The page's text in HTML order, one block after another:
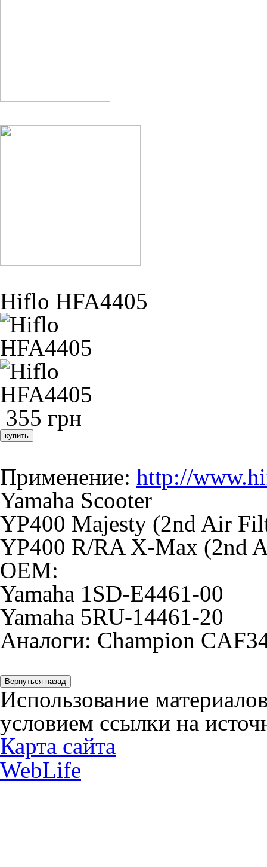
Hiflo HFA4405
355 грн
купить
Применение: http://
Yamaha Scooter
YP400 Majesty (2nd Air
YP400 R/RA X-Max (2nd
OEM:
Yamaha 1SD-E4461-00
Yamaha 5RU-14461-20
Аналоги: Champion
Использование
условием ссылки на
Карта сайта
WebLife